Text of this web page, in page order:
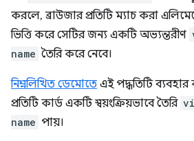
করলে, ব্রাউজার প্রতিটি ম্যাচ করা
ভিত্তি করে সেটির জন্য একটি অভ্যন্তরীণ
name তৈরি করে নেবে।
নিম্নলিখিত ডেমোতে এই পদ্ধতিটি ব্যবহার
প্রতিটি কার্ড একটি স্বয়ংক্রিয়ভাবে তৈরি
name পায়।